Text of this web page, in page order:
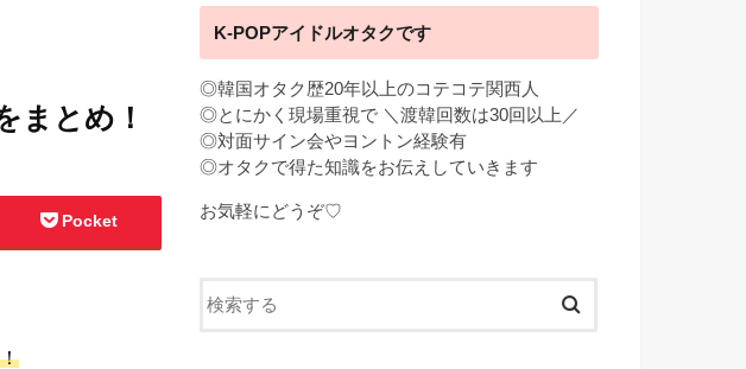
まとめ！
Pocket
K-POPアイドルオタクです
◎韓国オタク歴20年以上のコテコテ関西人
◎とにかく現場重視で ＼渡韓回数は30回以上／
◎対面サイン会やヨントン経験有
◎オタクで得た知識をお伝えしていきます
お気軽にどうぞ♡